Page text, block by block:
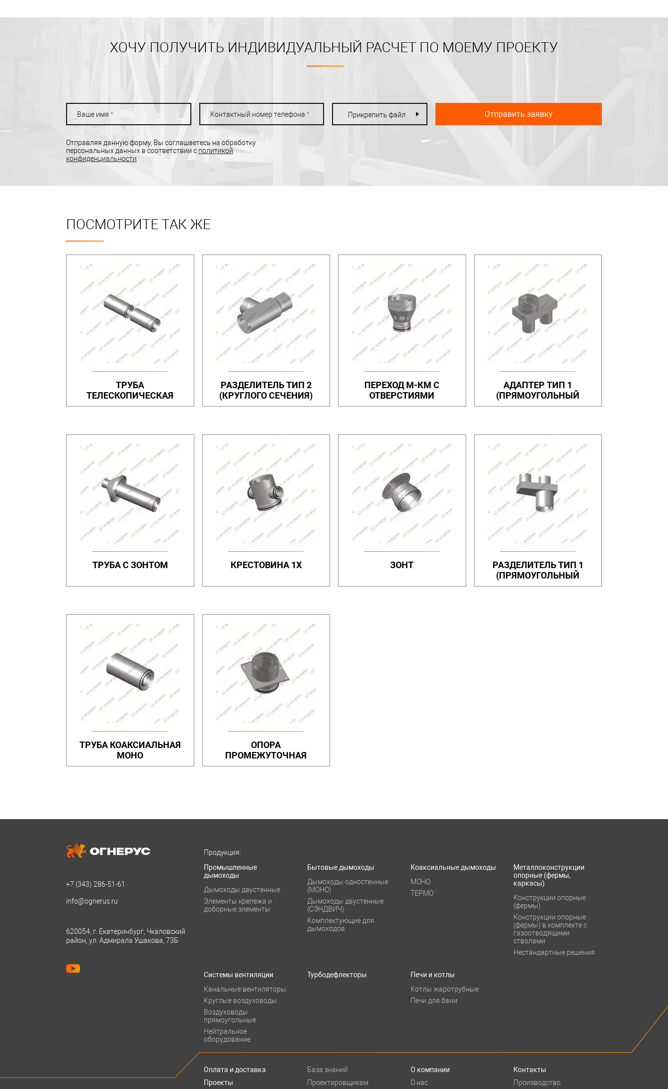
ХОЧУ ПОЛУЧИТЬ ИНДИВИДУАЛЬНЫЙ РАСЧЕТ ПО МОЕМУ ПРОЕКТУ
Ваше имя * Контактный номер телефона * Прикрепить файл Отправить заявку
Отправляя данную форму, Вы соглашаетесь на обработку
персональных данных в соответствии с политикой
конфиденциальности
ПОСМОТРИТЕ ТАК ЖЕ
ТРУБА
ТЕЛЕСКОПИЧЕСКАЯ
РАЗДЕЛИТЕЛЬ ТИП 2
(КРУГЛОГО СЕЧЕНИЯ)
ПЕРЕХОД М-КМ С
ОТВЕРСТИЯМИ
АДАПТЕР ТИП 1
(ПРЯМОУГОЛЬНЫЙ
КОРОБ)
ТРУБА С ЗОНТОМ КРЕСТОВИНА 1Х ЗОНТ
РАЗДЕЛИТЕЛЬ ТИП 1
(ПРЯМОУГОЛЬНЫЙ
КОРОБ)
ТРУБА КОАКСИАЛЬНАЯ
МОНО
ОПОРА
ПРОМЕЖУТОЧНАЯ
+7 (343) 286-51-61
info@ognerus.ru
620054, г. Екатеринбург, Чкаловский
район, ул. Адмирала Ушакова, 73Б
Продукция:
Промышленные
дымоходы
Дымоходы двустенные
Элементы крепежа и
доборные элементы
Бытовые дымоходы
Дымоходы одностенные
(МОНО)
Дымоходы двустенные
(СЭНДВИЧ)
Комплектующие для
дымоходов
Коаксиальные дымоходы
МОНО
ТЕРМО
Металлоконструкции
опорные (фермы,
каркасы)
Конструкции опорные
(фермы)
Конструкции опорные
(фермы) в комплекте с
газоотводящими
стволами
Нестандартные решения
Системы вентиляции
Канальные вентиляторы
Круглые воздуховоды
Воздуховоды
прямоугольные
Нейтральное
оборудование
Турбодефлекторы
Печи и котлы
Котлы жаротрубные
Печи для бани
Оплата и доставка
Проекты
База знаний
Проектировщикам
О компании
О нас
Контакты
Производство